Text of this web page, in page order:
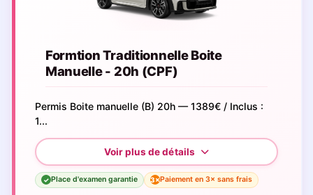
Formtion Traditionnelle Boite
Manuelle - 20h (CPF)
Permis Boite manuelle (B) 20h — 1389€ / Inclus :
1...
✓ Place d'examen garantie 3×Paiement en 3× sans frais